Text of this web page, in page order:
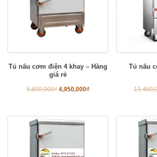
Tủ nấu cơm điện 4 khay – Hàng
giá rẻ
5,800,000₫ 4,950,000₫
Tủ nấu